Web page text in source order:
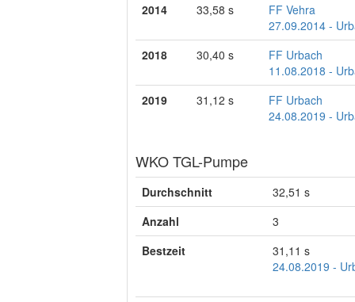
2014
33,58 s
FF Vehra
27.09.2014 -
2018
30,40 s
FF Urbach
11.08.2018 -
2019
31,12 s
FF Urbach
24.08.2019 -
WKO TGL-Pumpe
Durchschnitt
32,51 s
Anzahl
3
Bestzeit
31,11 s
24.08.2019 -